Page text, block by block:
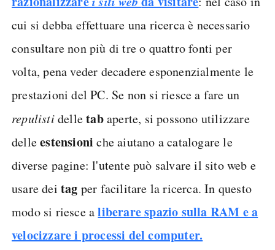
cui si debba effettuare una ricerca è necessario
consultare non più di tre o quattro fonti per
volta, pena veder decadere esponenzialmente le
prestazioni del PC. Se non si riesce a fare un
repulistidelletabaperte, si possono utilizzare
delleestensioni che aiutano a catalogare le
diverse pagine: l'utente può salvare il sito web e
usare dei tag per facilitare la ricerca. In questo
modo si riesce aliberare spazio sulla RAM e a
velocizzare i processi del computer.